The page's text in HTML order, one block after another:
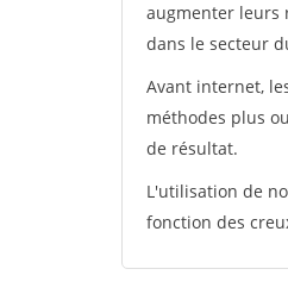
augmenter leurs
dans le secteur
Avant internet,
méthodes plus
de résultat.
L'utilisation de
fonction des